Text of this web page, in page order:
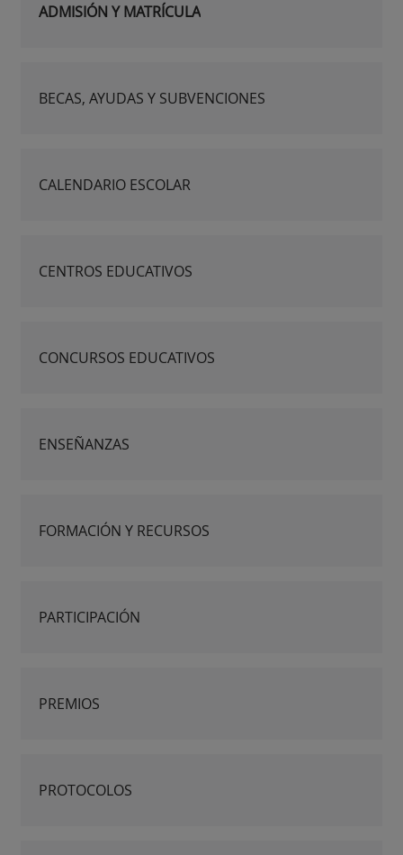
ADMISIÓN Y MATRÍCULA
BECAS, AYUDAS Y SUBVENCIONES
CALENDARIO ESCOLAR
CENTROS EDUCATIVOS
CONCURSOS EDUCATIVOS
ENSEÑANZAS
FORMACIÓN Y RECURSOS
PARTICIPACIÓN
PREMIOS
PROTOCOLOS